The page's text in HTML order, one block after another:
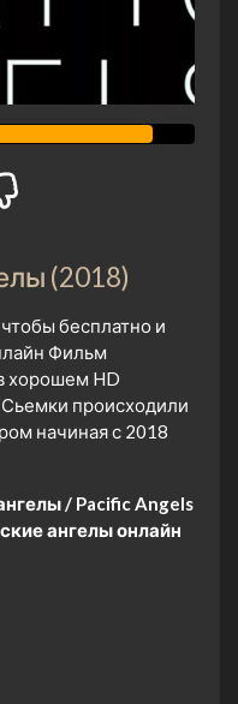
(2018)
бесплатно и
Фильм
хорошем HD
Сьемки происходили
начиная с 2018
/ Pacific Angels
ангелы онлайн